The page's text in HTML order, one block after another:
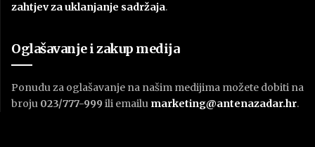
zahtjev za uklanjanje sadržaja.
Oglašavanje i zakup medija
Ponudu za oglašavanje na našim medijima možete dobiti na
broju 023/777-999 ili emailu marketing@antenazadar.hr.